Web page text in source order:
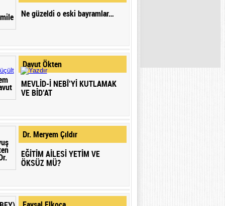
Ne güzeldi o eski bayramlar…
Davut Ökten
MEVLİD-İ NEBÎ’Yİ KUTLAMAK
VE BİD’AT
Dr. Meryem Çıldır
EĞİTİM AİLESİ YETİM VE
ÖKSÜZ MÜ?